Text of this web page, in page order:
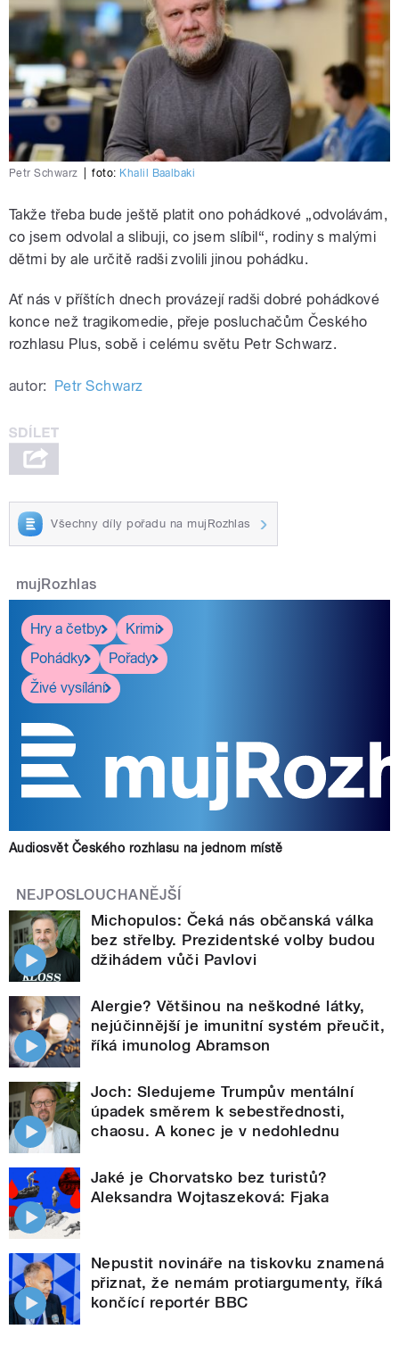
Petr Schwarz foto: Khalil Baalbaki
Takže třeba bude ještě platit ono pohádkové „odvolávám,
co jsem odvolal a slibuji, co jsem slíbil“, rodiny s malými
dětmi by ale určitě radši zvolili jinou pohádku.
Ať nás v příštích dnech provázejí radši dobré pohádkové
konce než tragikomedie, přeje posluchačům Českého
rozhlasu Plus, sobě i celému světu Petr Schwarz.
autor: Petr Schwarz
Všechny díly pořadu na mujRozhlas
mujRozhlas
Hry a četby
Krimi
Pohádky
Pořady
Živé vysílání
Audiosvět Českého rozhlasu na jednom místě
NEJPOSLOUCHANĚJŠÍ
Michopulos: Čeká nás občanská válka
bez střelby. Prezidentské volby budou
džihádem vůči Pavlovi
Alergie? Většinou na neškodné látky,
nejúčinnější je imunitní systém přeučit,
říká imunolog Abramson
Joch: Sledujeme Trumpův mentální
úpadek směrem k sebestřednosti,
chaosu. A konec je v nedohlednu
Jaké je Chorvatsko bez turistů?
Aleksandra Wojtaszeková: Fjaka
Nepustit novináře na tiskovku znamená
přiznat, že nemám protiargumenty, říká
končící reportér BBC